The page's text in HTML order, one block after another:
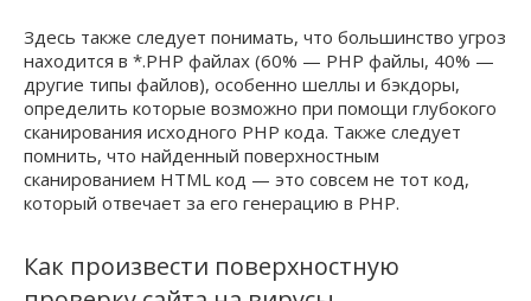
Здесь также следует понимать, что большинство угроз
находится в *.PHP файлах (60% — PHP файлы, 40% —
другие типы файлов), особенно шеллы и бэкдоры,
определить которые возможно при помощи глубокого
сканирования исходного PHP кода. Также следует
помнить, что найденный поверхностным
сканированием HTML код — это совсем не тот код,
который отвечает за его генерацию в PHP.
Как произвести поверхностную